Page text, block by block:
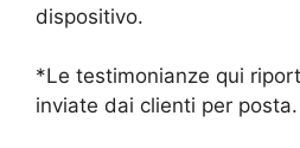
dispositivo.
*Le testimonianze qui
inviate dai clienti per posta.